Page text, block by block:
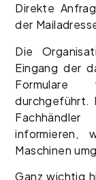
Direkte
der
Die
Eingang der
Formulare
durchgeführt.
informieren,
Maschinen
Ganz wichtig